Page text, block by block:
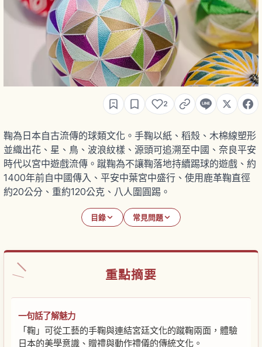
2
鞠為日本自古流傳的球類文化。手鞠以紙、稻殼、木棉線塑形
並織出花、星、鳥、波浪紋樣、源頭可追溯至中國、奈良平安
時代以宮中遊戲流傳。蹴鞠為不讓鞠落地持續踢球的遊戲、約
1400年前自中國傳入、平安中葉宮中盛行、使用鹿革鞠直徑
約20公分、重約120公克、八人圍圓踢。
目錄 常見問題
重點摘要
一句話了解魅力
「鞠」可從工藝的手鞠與連結宮廷文化的蹴鞠兩面，體驗
日本的美學意識、贈禮與動作禮儀的傳統文化。